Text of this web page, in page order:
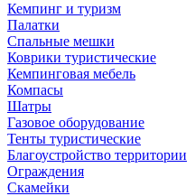
Кемпинг и туризм
Палатки
Спальные мешки
Коврики туристические
Кемпинговая мебель
Компасы
Шатры
Газовое оборудование
Тенты туристические
Благоустройство территории
Ограждения
Скамейки